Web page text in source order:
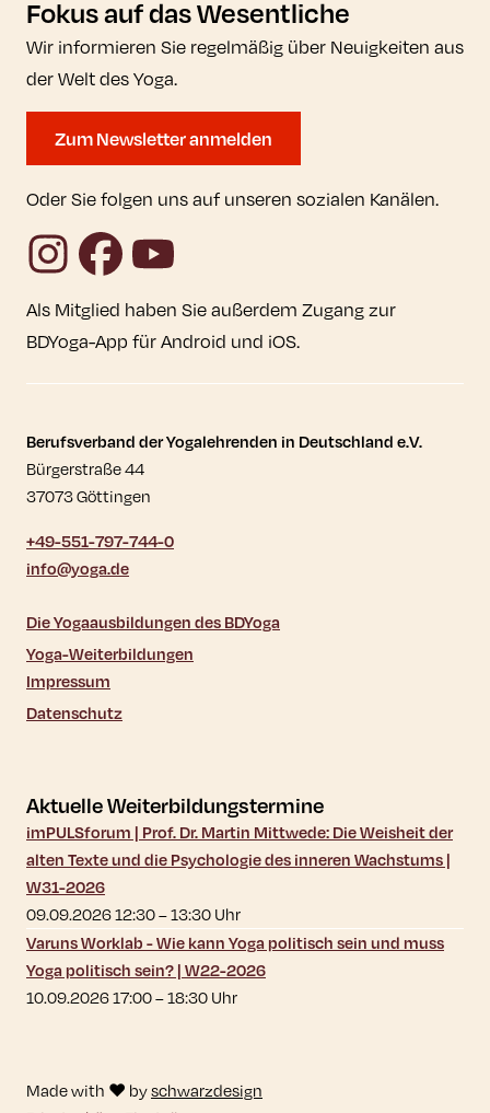
Fokus auf das Wesentliche
Wir informieren Sie regelmäßig über Neuigkeiten aus
der Welt des Yoga.
Zum Newsletter anmelden
Oder Sie folgen uns auf unseren sozialen Kanälen.
InstagramFacebookYouTube
Als Mitglied haben Sie außerdem Zugang zur
BDYoga-App für Android und iOS.
Kontaktdaten und weitere Links
Berufsverband der Yogalehrenden in Deutschland e.V.
Bürgerstraße 44
37073 Göttingen
+49-551-797-744-0
info@yoga.de
Die Yogaausbildungen des BDYoga
Yoga-Weiterbildungen
Impressum
Datenschutz
Aktuelle Weiterbildungstermine
imPULSforum | Prof. Dr. Martin Mittwede: Die Weisheit der
alten Texte und die Psychologie des inneren Wachstums |
W31-2026
09.09.2026 12:30–13:30Uhr
Varuns Worklab - Wie kann Yoga politisch sein und muss
Yoga politisch sein? | W22-2026
10.09.2026 17:00–18:30Uhr
Made with ♥ byschwarzdesign